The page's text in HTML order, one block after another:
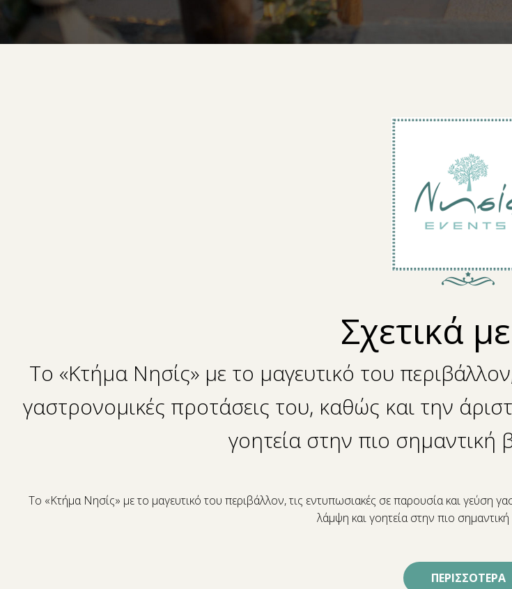
Σχετικά
Το «Κτήμα Νησίς» με το μαγευτικό του
γαστρονομικές προτάσεις του, καθώς και την
γοητεία στην πιο σημαντική
Το «Κτήμα Νησίς» με το μαγευτικό του περιβάλλον, τις εντυπωσιακές σε παρουσία και γεύση
λάμψη και γοητεία στην πιο
ΠΕΡΙΣΣΟΤΕΡΑ